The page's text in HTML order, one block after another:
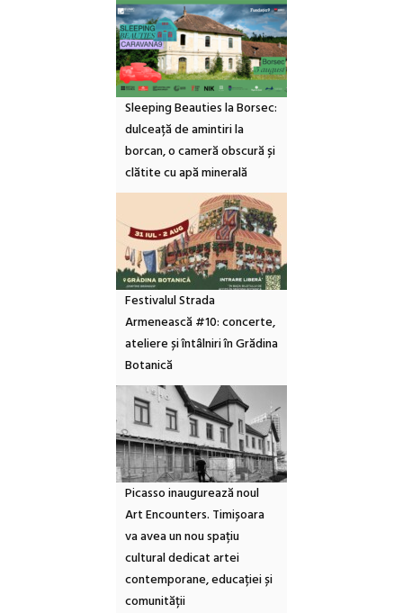
Sleeping Beauties la Borsec:
dulceață de amintiri la
borcan, o cameră obscură și
clătite cu apă minerală
Festivalul Strada
Armenească #10: concerte,
ateliere și întâlniri în Grădina
Botanică
Picasso inaugurează noul
Art Encounters. Timișoara
va avea un nou spațiu
cultural dedicat artei
contemporane, educației și
comunității